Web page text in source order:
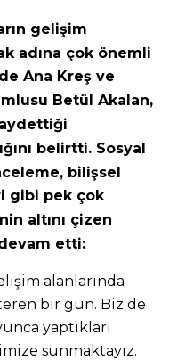
gelişim
adına çok önemli
Ana Kreş ve
Betül Akalan,
belirtti. Sosyal
bilişsel
gibi pek çok
altını çizen
etti:
alanlarında
bir gün. Biz de
yaptıkları
sunmaktayız.